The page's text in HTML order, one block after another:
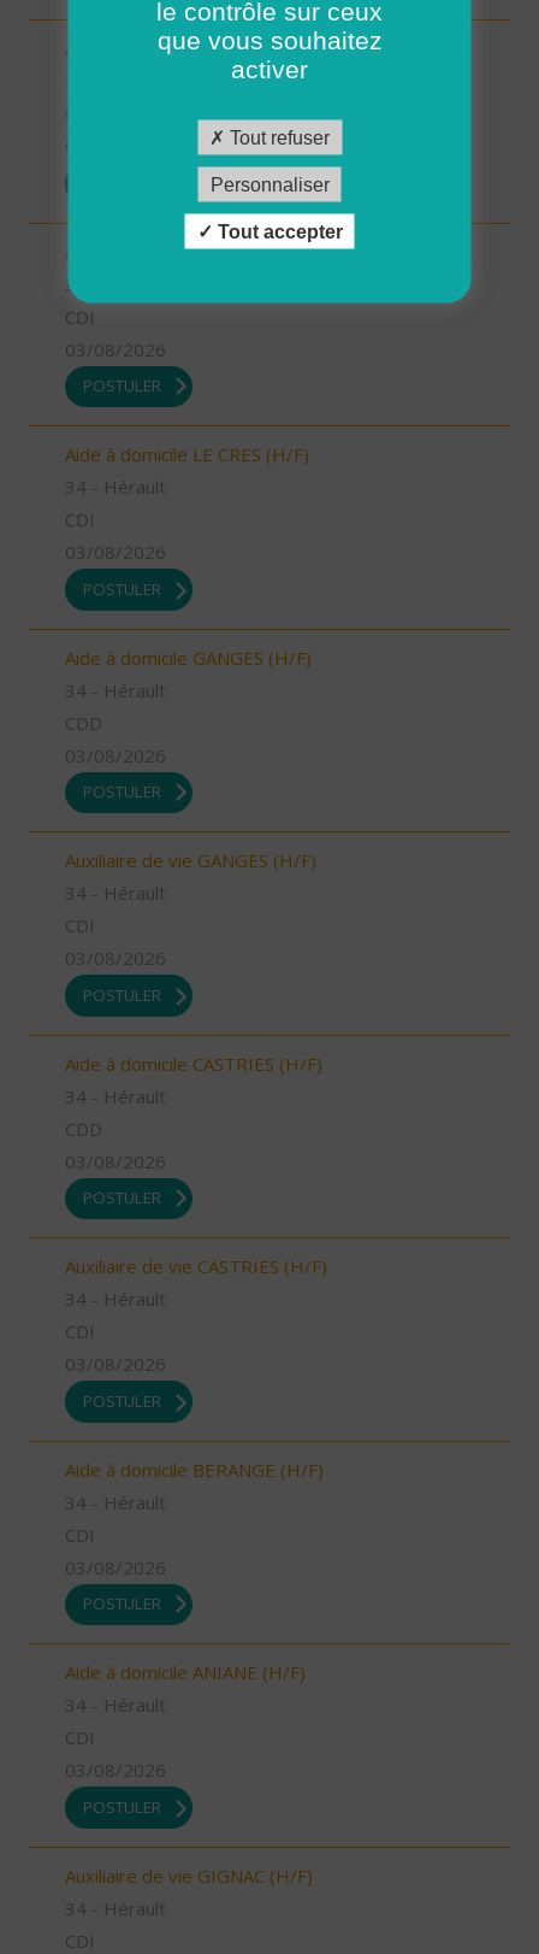
Aide à domicile LUNEL (H/F)
Auxiliaire de vie LE CRES (H/F)
34 - Hérault
CDI
03/08/2026
POSTULER
Aide à domicile LE CRES (H/F)
34 - Hérault
CDI
03/08/2026
POSTULER
Aide à domicile GANGES (H/F)
34 - Hérault
CDD
03/08/2026
POSTULER
Auxiliaire de vie GANGES (H/F)
34 - Hérault
CDI
03/08/2026
POSTULER
Aide à domicile CASTRIES (H/F)
34 - Hérault
CDD
03/08/2026
POSTULER
Auxiliaire de vie CASTRIES (H/F)
34 - Hérault
CDI
03/08/2026
POSTULER
Aide à domicile BERANGE (H/F)
34 - Hérault
CDI
03/08/2026
POSTULER
Aide à domicile ANIANE (H/F)
34 - Hérault
CDI
03/08/2026
POSTULER
Auxiliaire de vie GIGNAC (H/F)
34 - Hérault
CDI
le contrôle sur ceux
que vous souhaitez
activer
Tout refuser
Personnaliser
Tout accepter